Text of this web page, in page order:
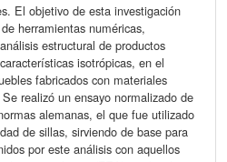
El objetivo de esta investigación
herramientas numéricas,
estructural de productos
isotrópicas, en el
fabricados con materiales
realizó un ensayo normalizado de
alemanas, el que fue utilizado
de sillas, sirviendo de base para
por este análisis con aquellos